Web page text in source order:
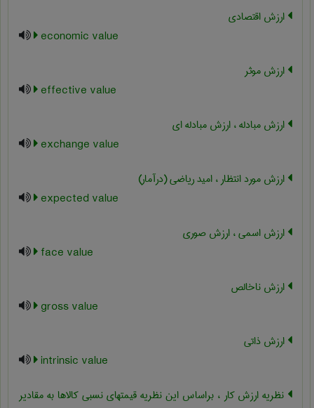
ارزش اقتصادی
economic value
ارزش موثر
effective value
ارزش مبادله ، ارزش مبادله ای
exchange value
ارزش مورد انتظار ، امید ریاضی (درآمار)
expected value
ارزش اسمی ، ارزش صوری
face value
ارزش ناخالص
gross value
ارزش ذاتی
intrinsic value
نظریه ارزش کار ، براساس این نظریه قیمتهای نسبی کالاها به مقادیر